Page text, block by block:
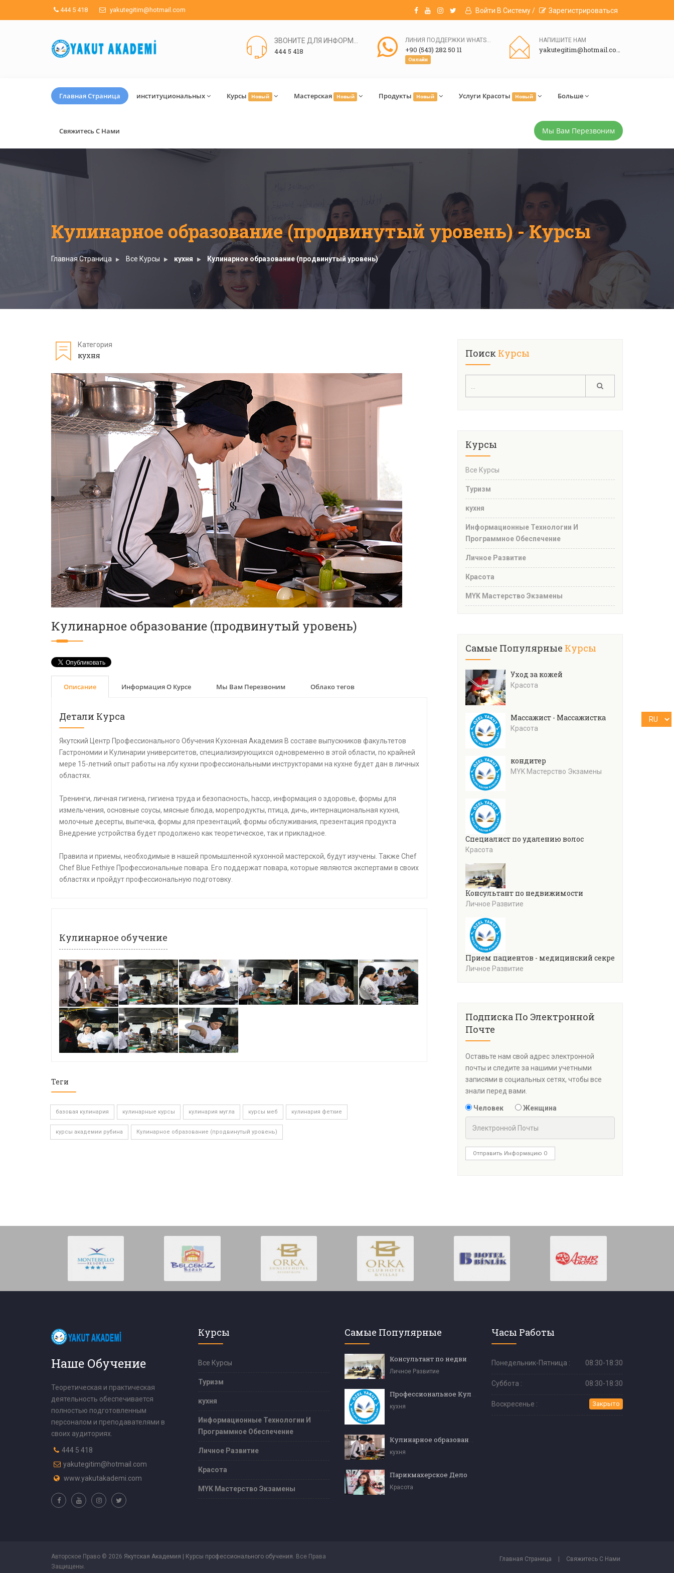
444 5 418 yakutegitim@hotmail.com Войти В Систему / Зарегистрироваться
444 5 418
ЛИНИЯ ПОДДЕРЖКИ WHATSAPP
+90 (543) 282 50 11
Онлайн
НАПИШИТЕ НАМ
yakutegitim@hotmail.com
Главная Страница институциональных Курсы Новый Мастерская Новый Продукты Новый Услуги Красоты Новый Больше
Свяжитесь С Нами Мы Вам Перезвоним
Кулинарное образование (продвинутый уровень) - Курсы
Главная Страница Все Курсы кухня Кулинарное образование (продвинутый уровень)
Категория
кухня
Кулинарное образование (продвинутый уровень)
Описание Информация О Курсе Мы Вам Перезвоним Облако тегов
Детали Курса
Якутский Центр Профессионального Обучения Кухонная Академия В составе выпускников факультетов
Гастрономии и Кулинарии университетов, специализирующихся одновременно в этой области, по крайней
мере 15-летний опыт работы на лбу кухни профессиональными инструкторами на кухне будет дан в личных
областях.
Тренинги, личная гигиена, гигиена труда и безопасность, haccp, информация о здоровье, формы для
измельчения, основные соусы, мясные блюда, морепродукты, птица, дичь, интернациональная кухня,
молочные десерты, выпечка, формы для презентаций, формы обслуживания, презентация продукта
Внедрение устройства будет продолжено как теоретическое, так и прикладное.
Правила и приемы, необходимые в нашей промышленной кухонной мастерской, будут изучены. Также Chef
Chef Blue Fethiye Профессиональные повара. Его поддержат повара, которые являются экспертами в своих
областях и пройдут профессиональную подготовку.
Кулинарное обучение
Теги
базовая кулинария кулинарные курсы кулинария мугла курсы меб кулинария фетхие
курсы академии рубина Кулинарное образование (продвинутый уровень)
Поиск Курсы
Курсы
Все Курсы
Туризм
кухня
Информационные Технологии И
Программное Обеспечение
Личное Развитие
Красота
MYK Мастерство Экзамены
Самые Популярные Курсы
Уход за кожей
Красота
Массажист - Массажистка
Красота
кондитер
MYK Мастерство Экзамены
Специалист по удалению волос
Красота
Консультант по недвижимости
Личное Развитие
Прием пациентов - медицинский секретариат
Личное Развитие
Подписка По Электронной
Почте
Оставьте нам свой адрес электронной
почты и следите за нашими учетными
записями в социальных сетях, чтобы все
знали перед вами.
Человек Женщина
Отправить Информацию О
Наше Обучение
Теоретическая и практическая
деятельность обеспечивается
полностью подготовленным
персоналом и преподавателями в
своих аудиториях.
444 5 418
yakutegitim@hotmail.com
www.yakutakademi.com
Курсы
Все Курсы
Туризм
кухня
Информационные Технологии И
Программное Обеспечение
Личное Развитие
Красота
MYK Мастерство Экзамены
Самые Популярные
Личное Развитие
кухня
кухня
Парикмахерское Дело
Красота
Часы Работы
Понедельник-Пятница : 08:30-18:30
Суббота : 08:30-18:30
Воскресенье : Закрыто
Авторское Право © 2026 Якутская Академия | Курсы профессионального обучения. Все Права
Защищены.
Главная Страница Свяжитесь С Нами